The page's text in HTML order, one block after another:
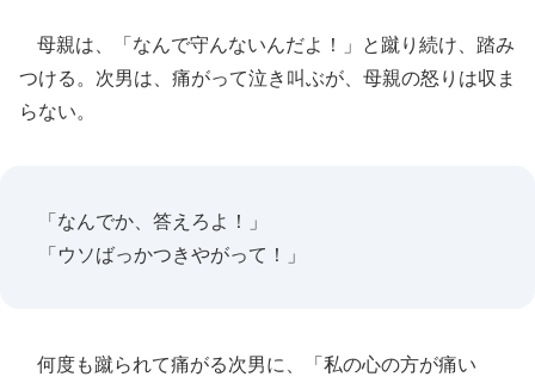
母親は、「なんで守んないんだよ！」と蹴り続け、踏み
つける。次男は、痛がって泣き叫ぶが、母親の怒りは収ま
らない。
「なんでか、答えろよ！」
「ウソばっかつきやがって！」
何度も蹴られて痛がる次男に、「私の心の方が痛い